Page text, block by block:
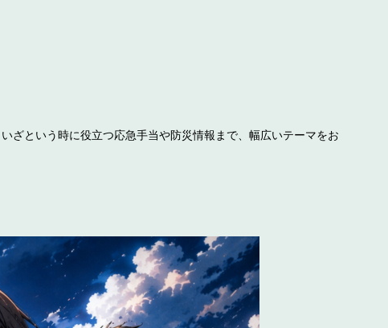
ざという時に役立つ応急手当や防災情報まで、幅広いテーマをお